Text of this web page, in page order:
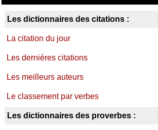
Les dictionnaires des citations :
La citation du jour
Les dernières citations
Les meilleurs auteurs
Le classement par verbes
Les dictionnaires des proverbes :